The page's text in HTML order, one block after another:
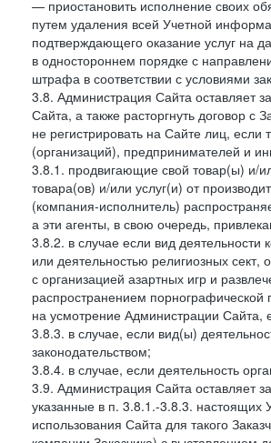
— приостановить исполнение своих
путем удаления всей Учетной
подтверждающего оказание услуг на
в одностороннем порядке с
штрафа в соответствии с условиями
3.8. Администрация Сайта оставляет
Сайта, а также расторгнуть договор
не регистрировать на Сайте лиц,
(организаций), предпринимателей и
3.8.1. продвигающие свой товар(ы) и/
товара(ов) и/или услуг(и) от
(компания-исполнитель)
а эти агенты, в свою очередь,
3.8.2. в случае если вид
или деятельностью религиозных сект,
с организацией азартных игр и
распространением порнографической
на усмотрение Администрации Сайта,
3.8.3. в случае, если вид(ы)
законодательством;
3.8.4. в случае, если деятельность
3.9. Администрация Сайта оставляет
указанные в п. 3.8.1.-3.8.3. настоящих
использования Сайта для такого